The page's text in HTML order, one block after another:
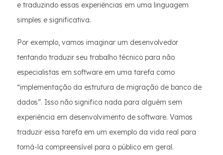
e traduzindo essas experiências em uma linguagem
simples e significativa.
Por exemplo, vamos imaginar um desenvolvedor
tentando traduzir seu trabalho técnico para não
especialistas em software em uma tarefa como
“implementação da estrutura de migração de banco de
dados”. Isso não significa nada para alguém sem
experiência em desenvolvimento de software. Vamos
traduzir essa tarefa em um exemplo da vida real para
torná-la compreensível para o público em geral.